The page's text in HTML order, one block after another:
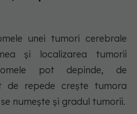
unei tumori cerebrale
și localizarea tumorii
pot depinde, de
de repede crește tumora
numește și gradul tumorii.